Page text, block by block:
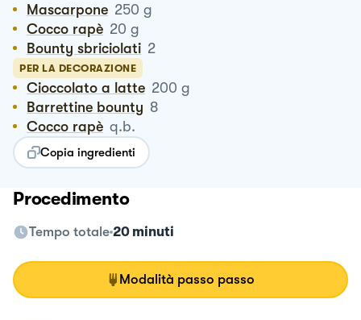
Mascarpone 250 g
Cocco rapè 20 g
Bounty sbriciolati 2
PER LA DECORAZIONE
Cioccolato a latte 200 g
Barrettine bounty 8
Cocco rapè q.b.
Copia ingredienti
Procedimento
Tempo totale 20 minuti
Modalità passo passo